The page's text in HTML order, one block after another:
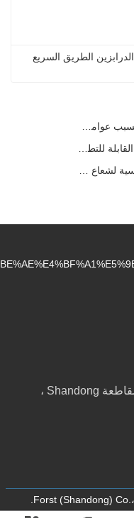
الدرابزين الطريق السريع
منطقة التنمية الاقتصادية Guanxian ، مقاطعة Shandong ،